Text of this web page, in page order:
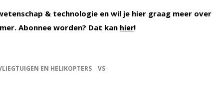
& technologie en wil je hier graag meer over
Abonnee worden? Dat kan hier!
EN HELIKOPTERS VS